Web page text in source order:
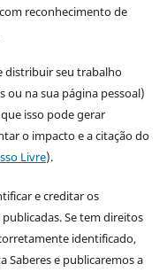
reconhecimento de
distribuir seu trabalho
na sua página pessoal)
isso pode gerar
o impacto e a citação do
Livre).
e creditar os
Se tem direitos
identificado,
Saberes e publicaremos a